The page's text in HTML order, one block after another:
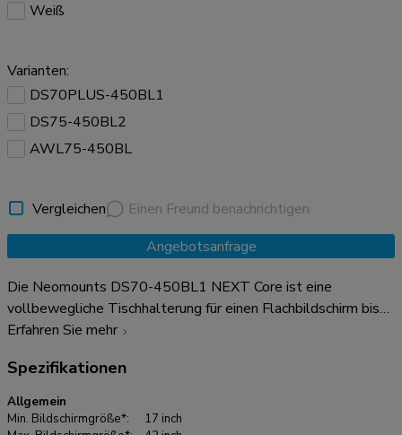
Weiß
Varianten:
DS70PLUS-450BL1
DS75-450BL2
AWL75-450BL
Vergleichen
Einen Freund benachrichtigen
Angebotsanfrage
Die Neomounts DS70-450BL1 NEXT Core ist eine
vollbewegliche Tischhalterung für einen Flachbildschirm bis
zu 42" mit einer maximalen Gewichtskapazität von 15 kg.
Schwenktechnologie (180°) kann die Halterung auf jeden
gewünschten Betrachtungswinkel eingestellt werden, um die
Möglichkeiten des Bildschirms voll auszunutzen. Zusätzlich
Erfahren Sie mehr
Spezifikationen
Allgemein
Min. Bildschirmgröße*:
17 inch